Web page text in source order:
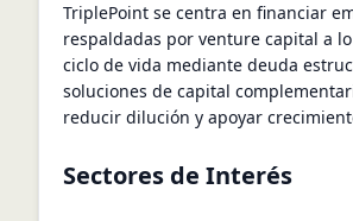
TriplePoint se centra en financiar
respaldadas por venture capital a
ciclo de vida mediante deuda
soluciones de capital
reducir dilución y apoyar
Sectores de Interés